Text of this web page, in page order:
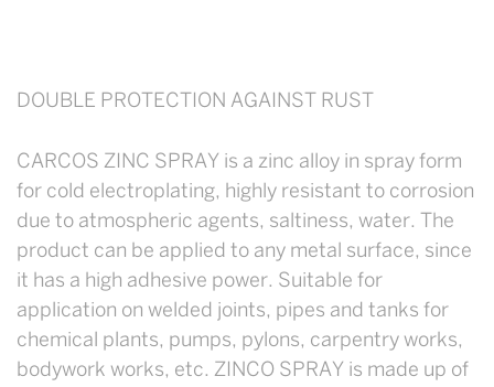
DOUBLE PROTECTION AGAINST RUST
CARCOS ZINC SPRAY is a zinc alloy in spray form
for cold electroplating, highly resistant to corrosion
due to atmospheric agents, saltiness, water. The
product can be applied to any metal surface, since
it has a high adhesive power. Suitable for
application on welded joints, pipes and tanks for
chemical plants, pumps, pylons, carpentry works,
bodywork works, etc. ZINCO SPRAY is made up of